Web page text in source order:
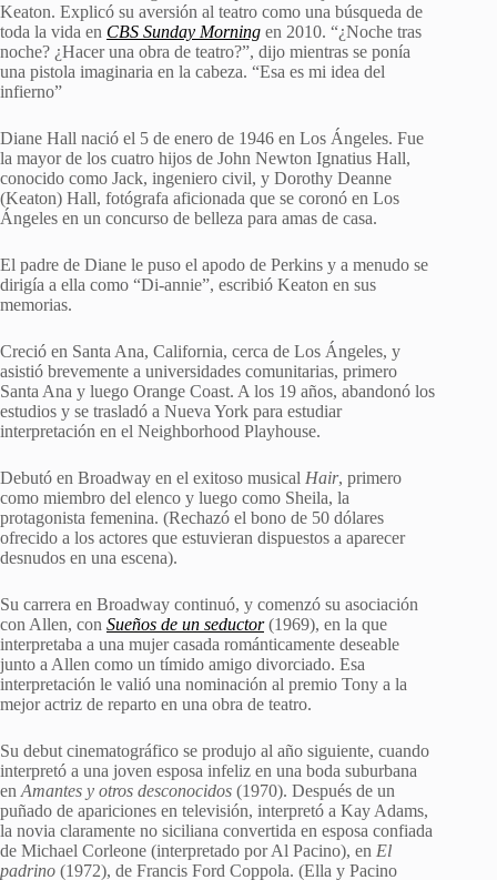
Keaton. Explicó su aversión al teatro como una búsqueda de
toda la vida en CBS Sunday Morning en 2010. “¿Noche tras
noche? ¿Hacer una obra de teatro?”, dijo mientras se ponía
una pistola imaginaria en la cabeza. “Esa es mi idea del
infierno”
Diane Hall nació el 5 de enero de 1946 en Los Ángeles. Fue
la mayor de los cuatro hijos de John Newton Ignatius Hall,
conocido como Jack, ingeniero civil, y Dorothy Deanne
(Keaton) Hall, fotógrafa aficionada que se coronó en Los
Ángeles en un concurso de belleza para amas de casa.
El padre de Diane le puso el apodo de Perkins y a menudo se
dirigía a ella como “Di-annie”, escribió Keaton en sus
memorias.
Creció en Santa Ana, California, cerca de Los Ángeles, y
asistió brevemente a universidades comunitarias, primero
Santa Ana y luego Orange Coast. A los 19 años, abandonó los
estudios y se trasladó a Nueva York para estudiar
interpretación en el Neighborhood Playhouse.
Debutó en Broadway en el exitoso musical Hair, primero
como miembro del elenco y luego como Sheila, la
protagonista femenina. (Rechazó el bono de 50 dólares
ofrecido a los actores que estuvieran dispuestos a aparecer
desnudos en una escena).
Su carrera en Broadway continuó, y comenzó su asociación
con Allen, con Sueños de un seductor (1969), en la que
interpretaba a una mujer casada románticamente deseable
junto a Allen como un tímido amigo divorciado. Esa
interpretación le valió una nominación al premio Tony a la
mejor actriz de reparto en una obra de teatro.
Su debut cinematográfico se produjo al año siguiente, cuando
interpretó a una joven esposa infeliz en una boda suburbana
en Amantes y otros desconocidos (1970). Después de un
puñado de apariciones en televisión, interpretó a Kay Adams,
la novia claramente no siciliana convertida en esposa confiada
de Michael Corleone (interpretado por Al Pacino), en El
padrino (1972), de Francis Ford Coppola. (Ella y Pacino